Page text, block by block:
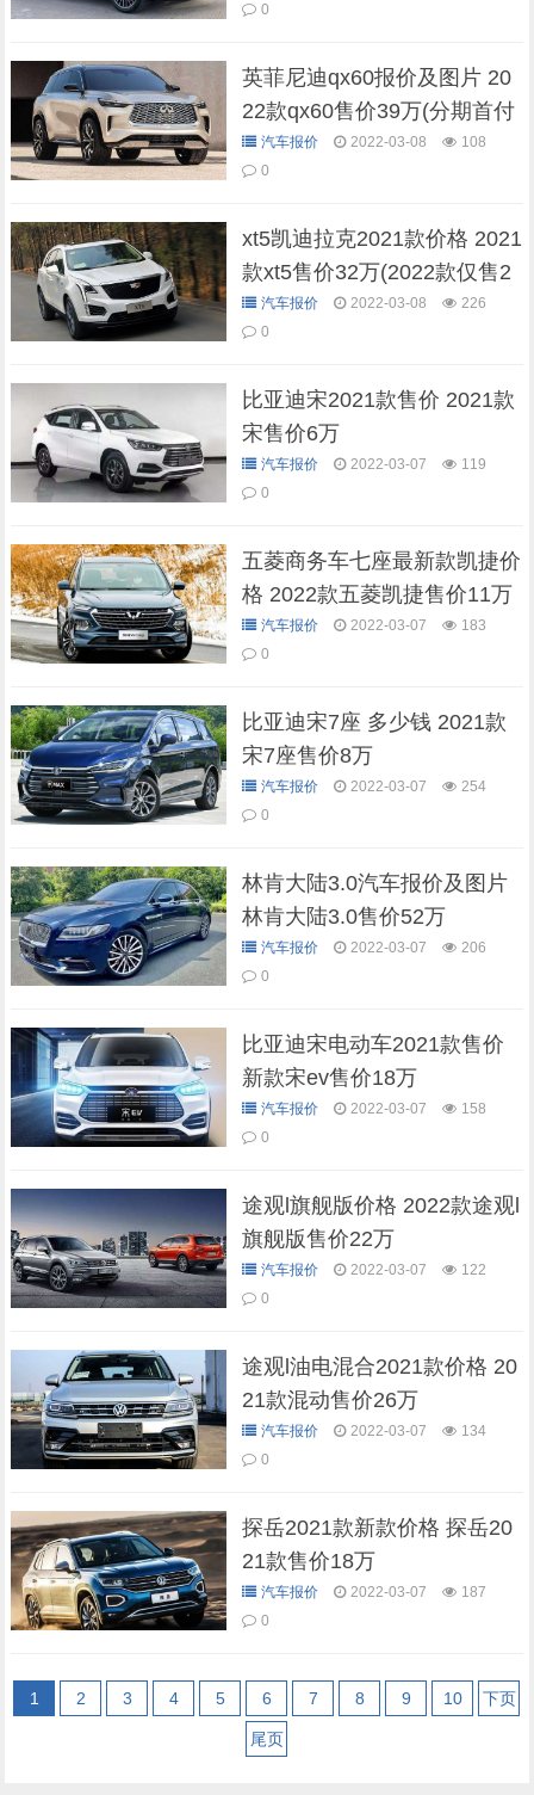
0
英菲尼迪qx60报价及图片 20
22款qx60售价39万(分期首付
11万)
汽车报价 2022-03-08
108
0
xt5凯迪拉克2021款价格 2021
款xt5售价32万(2022款仅售2
7万)汽车报价 2022-03-08
226
0
比亚迪宋2021款售价 2021款
宋售价6万
汽车报价 2022-03-07
119
0
五菱商务车七座最新款凯捷价
格 2022款五菱凯捷售价11万
汽车报价 2022-03-07
183
0
比亚迪宋7座 多少钱 2021款
宋7座售价8万
汽车报价 2022-03-07
254
0
林肯大陆3.0汽车报价及图片
林肯大陆3.0售价52万
汽车报价 2022-03-07
206
0
比亚迪宋电动车2021款售价
新款宋ev售价18万
汽车报价 2022-03-07
158
0
途观l旗舰版价格 2022款途观l
旗舰版售价22万
汽车报价 2022-03-07
122
0
途观l油电混合2021款价格 20
21款混动售价26万
汽车报价 2022-03-07
134
0
探岳2021款新款价格 探岳20
21款售价18万
汽车报价 2022-03-07
187
0
1 2 3 4 5 6 7 8 9 10 下页
尾页